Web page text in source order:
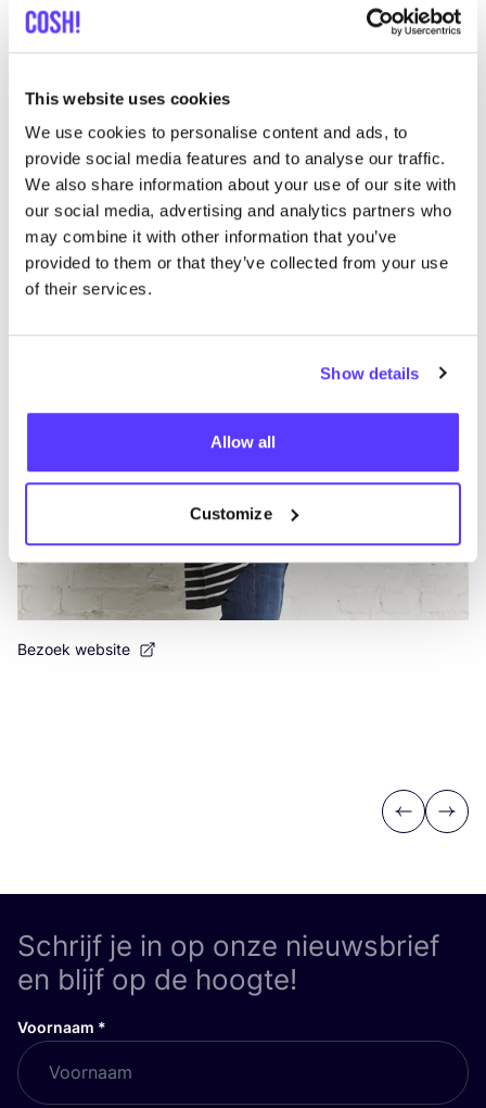
This website uses cookies
We use cookies to personalise content and ads, to
provide social media features and to analyse our traffic.
We also share information about your use of our site with
our social media, advertising and analytics partners who
may combine it with other information that you’ve
provided to them or that they’ve collected from your use
of their services.
Show details
Allow all
Customize
Meer merken
B
Wunderwerk
Kleren
Bezoek website
Previous
Next
Schrijf je in op onze nieuwsbrief
en blijf op de hoogte!
Voornaam *